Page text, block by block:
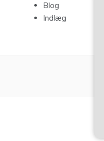
Blog
Indlæg